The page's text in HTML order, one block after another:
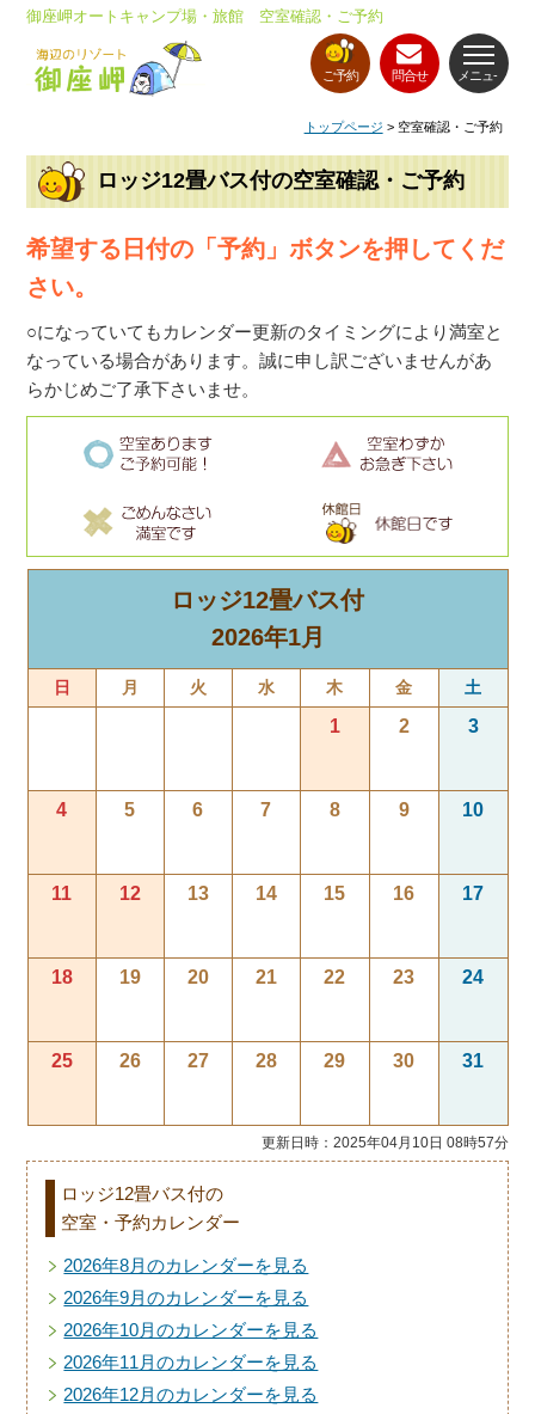
御座岬オートキャンプ場・旅館 空室確認・ご予約
問合せ
ご予約 メニュ-
トップページ > 空室確認・ご予約
ロッジ12畳バス付の空室確認・ご予約
希望する日付の「予約」ボタンを押してくだ
さい。
○になっていてもカレンダー更新のタイミングにより満室と
なっている場合があります。誠に申し訳ございませんがあ
らかじめご了承下さいませ。
ロッジ12畳バス付
2026年1月
日 月 火 水 木 金 土
1 2 3
4 5 6 7 8 9 10
11 12 13 14 15 16 17
18 19 20 21 22 23 24
25 26 27 28 29 30 31
更新日時：2025年04月10日 08時57分
ロッジ12畳バス付の
空室・予約カレンダー
2026年8月のカレンダーを見る
2026年9月のカレンダーを見る
2026年10月のカレンダーを見る
2026年11月のカレンダーを見る
2026年12月のカレンダーを見る